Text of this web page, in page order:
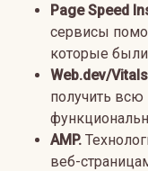
Page Speed
сервисы
которые
Web.dev/
получить
AMP.
веб-